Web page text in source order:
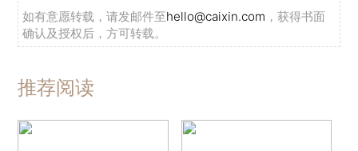
如有意愿转载，请发邮件至hello@caixin.com ，获得书面
确认及授权后，方可转载。
推荐阅读